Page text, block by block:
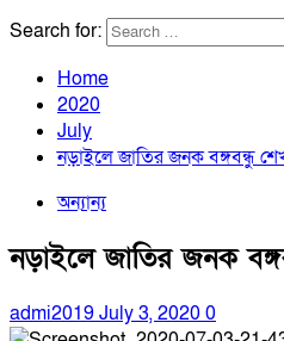
Search for:
Home
2020
July
নড়াইলে জাতির জনক বঙ্গবন্ধু
অন্যান্য
নড়াইলে জাতির জনক
admi2019July 3, 2020 0